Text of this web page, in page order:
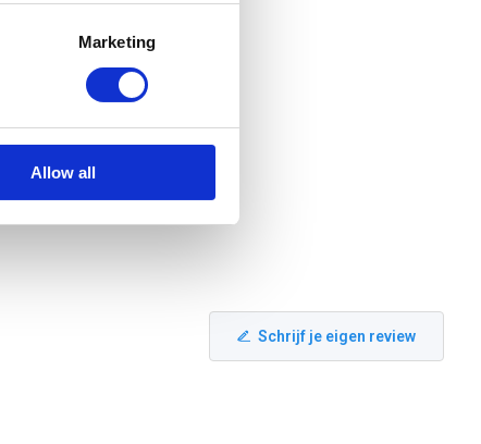
Marketing
Allow all
Schrijf je eigen review